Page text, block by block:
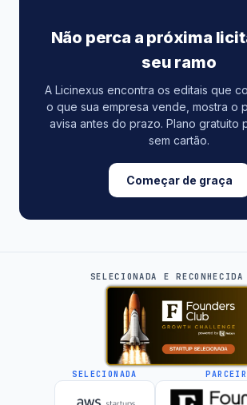
Não perca a próxima
seu ramo
A Licinexus encontra os editais que
o que sua empresa vende, mostra o
avisa antes do prazo. Plano gratuito
sem cartão.
Começar de graça
SELECIONADA E RECONHECIDA
SELECIONADA